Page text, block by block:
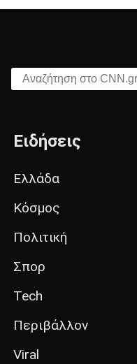
Αναζήτηση στο CNN.gr
Ειδήσεις
Ελλάδα
Κόσμος
Πολιτική
Σπορ
Tech
Περιβάλλον
Viral